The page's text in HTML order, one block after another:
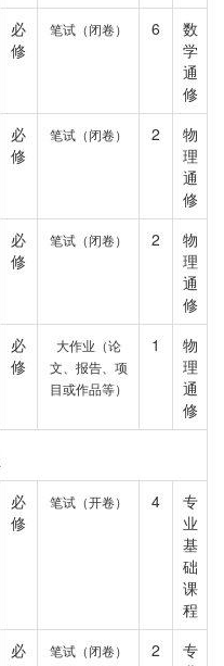
必
修
笔试（闭卷） 6
数
学
通
修
必
修
笔试（闭卷） 2
物
理
通
修
必
修
笔试（闭卷） 2
物
理
通
修
必
修
大作业（论
文、报告、项
目或作品等）
1
物
理
通
修
必
修
笔试（开卷） 4
专
业
基
础
课
程
必
笔试（闭卷） 2
专